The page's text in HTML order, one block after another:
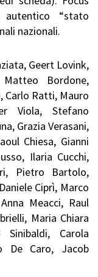
autentico “stato
nazionali.
Geert Lovink,
Bordone,
Carlo Ratti, Mauro
Viola, Stefano
Grazia Verasani,
Chiesa, Gianni
Ilaria Cucchi,
Pietro Bartolo,
Ciprì, Marco
Meacci, Raul
Maria Chiara
Sinibaldi, Carola
De Caro, Jacob